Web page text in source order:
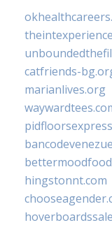
catfriends-
marianlives.org
hingstonnt.com